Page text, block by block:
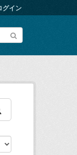
グイン